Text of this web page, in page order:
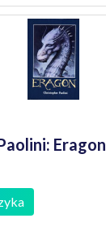
Eragon